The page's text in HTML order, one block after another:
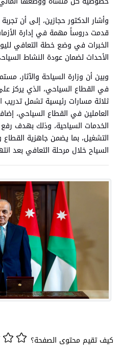
وأشار الدكتور حجازين، إلى أن
قدمت دروساً مهمة في إدارة
الخبرات في وضع خطة التعافي
الأحداث لضمان عودة النشاط
وبين أن وزارة السياحة والآثار،
في القطاع السياحي، الذي يركز
ثلاثة مسارات رئيسية تشمل تدريب
العاملين في القطاع السياحي،
الخدمات السياحية، وذلك بهدف
التشغيل، بما يضمن جاهزية القطاع
السياح خلال مرحلة التعافي بعد
كيف تقيم محتوى الصفحة؟